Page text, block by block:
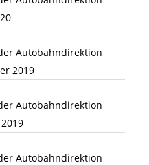
Autobahndirektion
2019
Autobahndirektion
Autobahndirektion